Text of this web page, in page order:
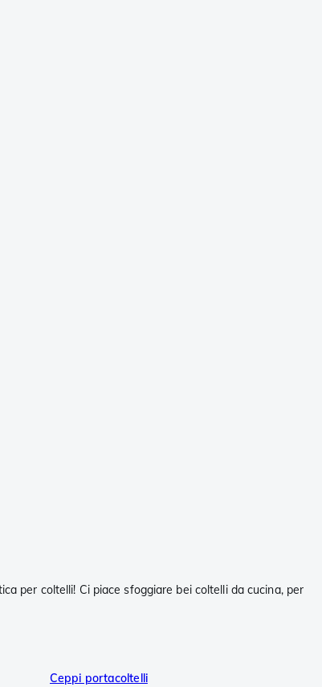
per coltelli! Ci piace sfoggiare bei coltelli da cucina, per
Ceppi portacoltelli